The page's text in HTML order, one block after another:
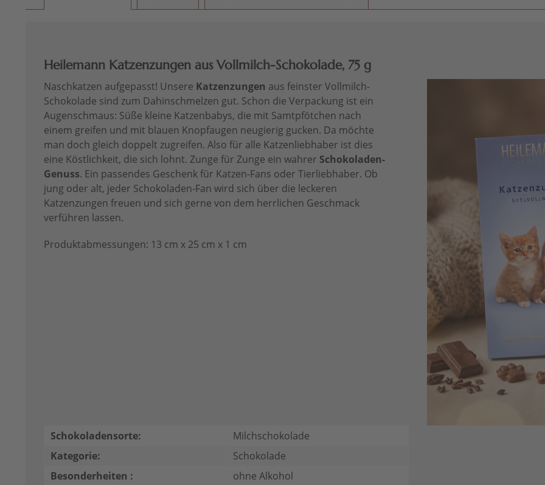
Heilemann Katzenzungen aus Vollmilch-Schokolade, 75 g
Naschkatzen aufgepasst! Unsere Katzenzungen aus feinster Vollmilch-
Schokolade sind zum Dahinschmelzen gut. Schon die Verpackung ist ein
Augenschmaus: Süße kleine Katzenbabys, die mit Samtpfötchen nach
einem greifen und mit blauen Knopfaugen neugierig gucken. Da möchte
man doch gleich doppelt zugreifen. Also für alle Katzenliebhaber ist dies
eine Köstlichkeit, die sich lohnt. Zunge für Zunge ein wahrer Schokoladen-
Genuss. Ein passendes Geschenk für Katzen-Fans oder Tierliebhaber. Ob
jung oder alt, jeder Schokoladen-Fan wird sich über die leckeren
Katzenzungen freuen und sich gerne von dem herrlichen Geschmack
verführen lassen.
Produktabmessungen: 13 cm x 25 cm x 1 cm
Schokoladensorte:
Milchschokolade
Kategorie:
Schokolade
Besonderheiten :
ohne Alkohol